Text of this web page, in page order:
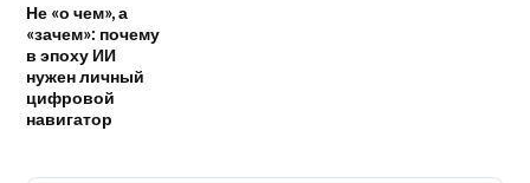
Не «о чем», а
«зачем»: почему
в эпоху ИИ
нужен личный
цифровой
навигатор